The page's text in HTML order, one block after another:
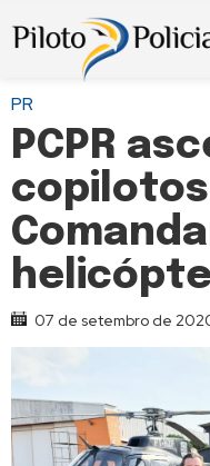
PR
PCPR
07 de setembro de